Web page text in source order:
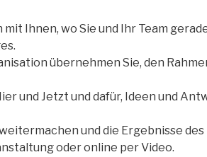
Ihnen, wo Sie und Ihr Team
übernehmen Sie, den
und Jetzt und dafür, Ideen und
und die Ergebnisse des
oder online per Video.